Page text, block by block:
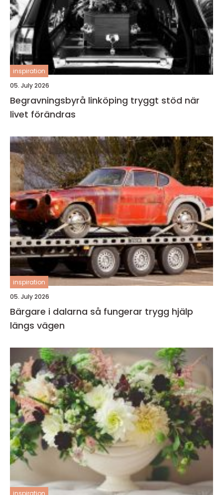
inspiration
05. July 2026
Begravningsbyrå linköping tryggt stöd när
livet förändras
inspiration
05. July 2026
Bärgare i dalarna så fungerar trygg hjälp
längs vägen
inspiration